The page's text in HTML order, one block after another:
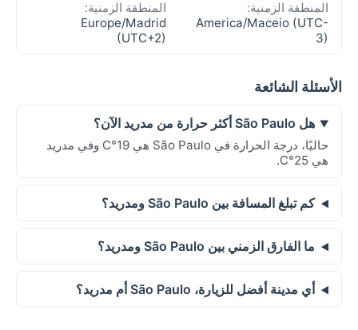
المنطقة الزمنية:
America/Maceio (UTC-
3)
المنطقة الزمنية:
Europe/Madrid
(UTC+2)
الأسئلة الشائعة
هل São Paulo أكثر حرارة من مدريد الآن؟
حاليًا، درجة الحرارة في São Paulo هي 19°C وفي مدريد
هي 25°C.
كم تبلغ المسافة بين São Paulo ومدريد؟
ما الفارق الزمني بين São Paulo ومدريد؟
أي مدينة أفضل للزيارة، São Paulo أم مدريد؟